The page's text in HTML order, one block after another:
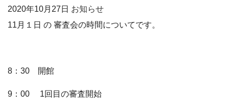
2020年10月27日 お知らせ
11月１日 の 審査会の時間についてです。
8： 30 開館
9： 00 1回目の審査開始